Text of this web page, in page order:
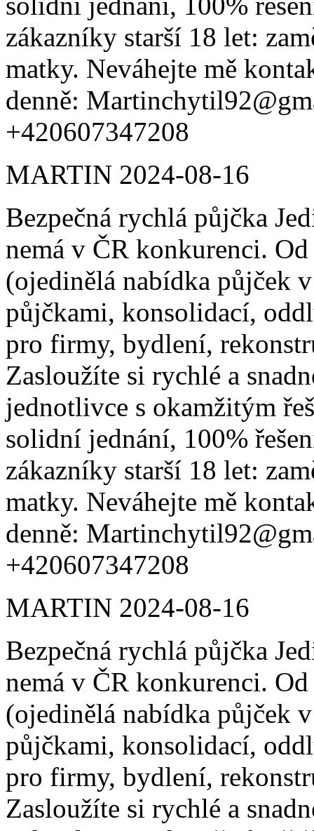
zákazníky starší 18 let:
matky. Neváhejte mě
denně:
+420607347208
MARTIN 2024-08-16
Bezpečná rychlá půjčka
nemá v ČR konkurenci.
(ojedinělá nabídka půjček
půjčkami, konsolidací,
pro firmy, bydlení,
Zasloužíte si rychlé a
jednotlivce s okamžitým
solidní jednání, 100%
zákazníky starší 18 let:
matky. Neváhejte mě
denně:
+420607347208
MARTIN 2024-08-16
Bezpečná rychlá půjčka
nemá v ČR konkurenci.
(ojedinělá nabídka půjček
půjčkami, konsolidací,
pro firmy, bydlení,
Zasloužíte si rychlé a